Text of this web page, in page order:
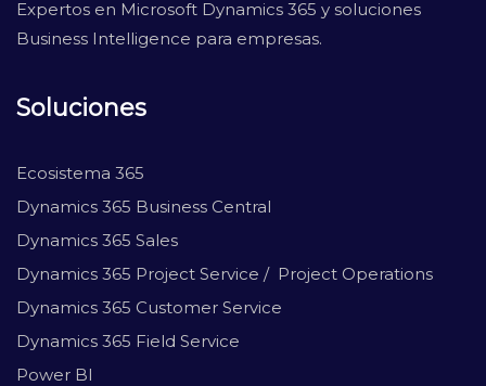
Expertos en Microsoft Dynamics 365 y soluciones
Business Intelligence para empresas.
Soluciones
Ecosistema 365
Dynamics 365 Business Central
Dynamics 365 Sales
Dynamics 365 Project Service / Project Operations
Dynamics 365 Customer Service
Dynamics 365 Field Service
Power BI